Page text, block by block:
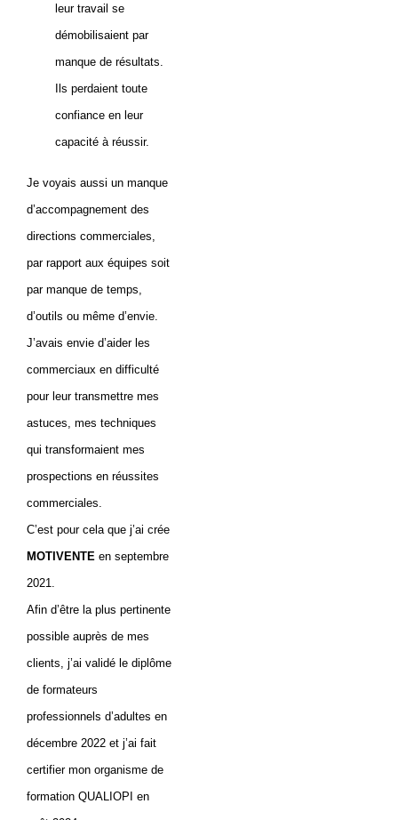
leur travail se
démobilisaient par
manque de résultats.
Ils perdaient toute
confiance en leur
capacité à réussir.
Je voyais aussi un manque
d’accompagnement des
directions commerciales,
par rapport aux équipes soit
par manque de temps,
d’outils ou même d’envie.
J’avais envie d’aider les
commerciaux en difficulté
pour leur transmettre mes
astuces, mes techniques
qui transformaient mes
prospections en réussites
commerciales.
C’est pour cela que j’ai crée
MOTIVENTE en septembre
2021.
Afin d’être la plus pertinente
possible auprès de mes
clients, j’ai validé le diplôme
de formateurs
professionnels d’adultes en
décembre 2022 et j’ai fait
certifier mon organisme de
formation QUALIOPI en